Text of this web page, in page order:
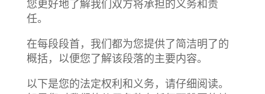
您更好地了解我们双方将承担的义务和责
任。
在每段段首，我们都为您提供了简洁明了的
概括，以便您了解该段落的主要内容。
以下是您的法定权利和义务，请仔细阅读。